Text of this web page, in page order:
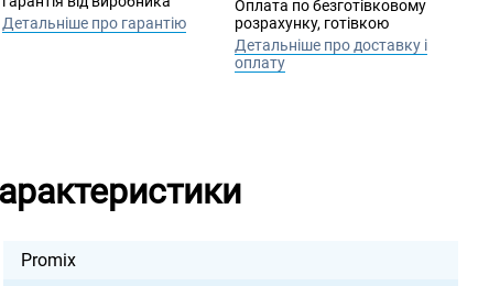
Детальніше про гарантію
Оплата по безготівковому
розрахунку, готівкою
Детальніше про доставку і
оплату
Promix